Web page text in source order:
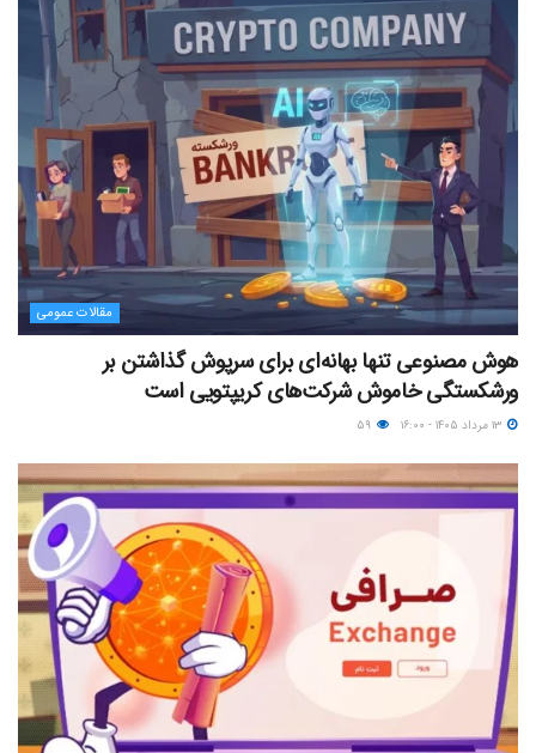
مقالات عمومی
هوش مصنوعی تنها بهانه‌ای برای سرپوش گذاشتن بر
ورشکستگی خاموش شرکت‌های کریپتویی است